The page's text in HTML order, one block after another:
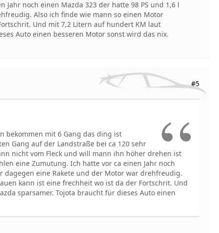
noch einen Mazda 323 der hatte 98 PS und 1,6 l
Also ich finde wie mann so einen Motor
Und mit 7,2 Litern auf hundert KM laut
Auto einen besseren Motor sonst wird das nix.
#5
bekommen mit 6 Gang das ding ist
Gang auf der Landstraße bei ca 120 sehr
nicht vom Fleck und will mann ihn höher drehen ist
eine Zumutung. Ich hatte vor ca einen Jahr noch
dagegen eine Rakete und der Motor war drehfreudig.
kann ist eine frechheit wo ist da der Fortschrit. Und
sparsamer. Tojota braucht für dieses Auto einen